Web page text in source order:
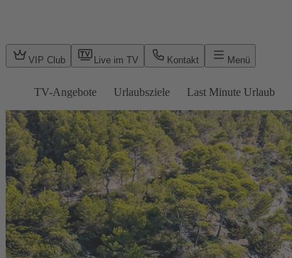
VIP Club Live im TV Kontakt Menü
TV-Angebote Urlaubsziele Last Minute Urlaub